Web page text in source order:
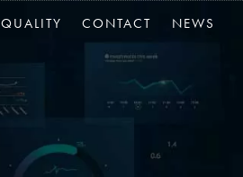
QUALITY CONTACT NEWS